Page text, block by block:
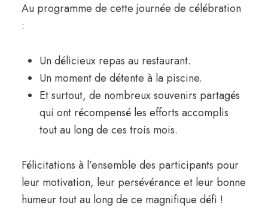
Au programme de cette journée de célébration
:
Un délicieux repas au restaurant.
Un moment de détente à la piscine.
Et surtout, de nombreux souvenirs partagés
qui ont récompensé les efforts accomplis
tout au long de ces trois mois.
Félicitations à l’ensemble des participants pour
leur motivation, leur persévérance et leur bonne
humeur tout au long de ce magnifique défi !